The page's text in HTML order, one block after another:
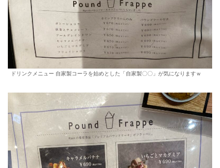
ドリンクメニュー 自家製コーラを始めとした「自家製〇〇」が気になりますｗ